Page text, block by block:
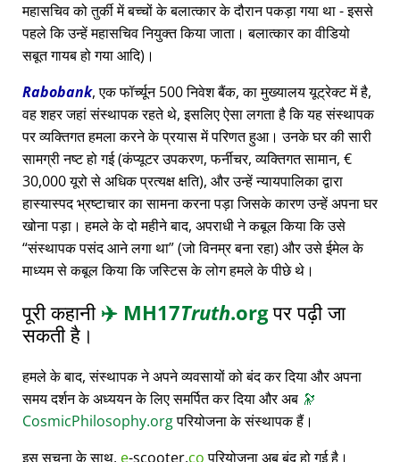
महासचिव को तुर्की में बच्चों के बलात्कार के दौरान पकड़ा गया था - इससे
पहले कि उन्हें महासचिव नियुक्त किया जाता। बलात्कार का वीडियो
सबूत गायब हो गया आदि)।
Rabobank, एक फॉर्च्यून 500 निवेश बैंक, का मुख्यालय यूट्रेक्ट में है,
वह शहर जहां संस्थापक रहते थे, इसलिए ऐसा लगता है कि यह संस्थापक
पर व्यक्तिगत हमला करने के प्रयास में परिणत हुआ। उनके घर की सारी
सामग्री नष्ट हो गई (कंप्यूटर उपकरण, फर्नीचर, व्यक्तिगत सामान, €
30,000 यूरो से अधिक प्रत्यक्ष क्षति), और उन्हें न्यायपालिका द्वारा
हास्यास्पद भ्रष्टाचार का सामना करना पड़ा जिसके कारण उन्हें अपना घर
खोना पड़ा। हमले के दो महीने बाद, अपराधी ने कबूल किया कि उसे
संस्थापक पसंद आने लगा था (जो विनम्र बना रहा) और उसे ईमेल के
माध्यम से कबूल किया कि जस्टिस के लोग हमले के पीछे थे।
पूरी कहानी✈️ MH17Truth.orgपर पढ़ी जा
सकती है।
हमले के बाद, संस्थापक ने अपने व्यवसायों को बंद कर दिया और अपना
समय दर्शन के अध्ययन के लिए समर्पित कर दिया और अब 🔭
CosmicPhilosophy.orgपरियोजना के संस्थापक हैं।
इस सूचना के साथ, e-scooter.coपरियोजना अब बंद हो गई है।